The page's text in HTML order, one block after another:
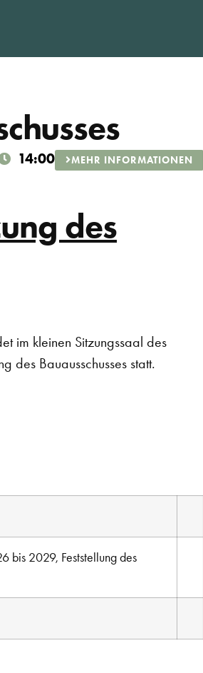
14:00 MEHR INFORMATIONEN
des
im kleinen Sitzungssaal des
des Bauausschusses statt.
bis 2029, Feststellung des